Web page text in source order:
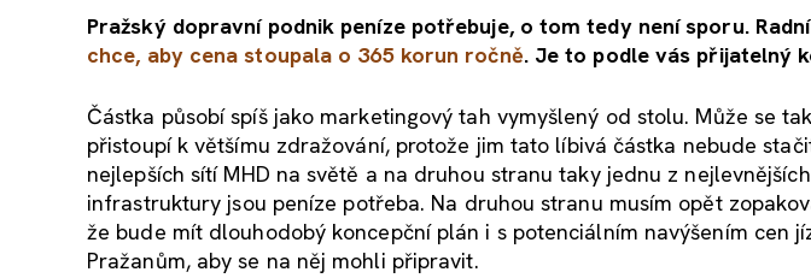
Pražský dopravní podnik peníze potřebuje, o tom tedy není sporu.
chce, aby cena stoupala o 365 korun ročně. Je to podle vás přijatelný
Částka působí spíš jako marketingový tah vymyšlený od stolu. Může se
přistoupí k většímu zdražování, protože jim tato líbivá částka nebude
nejlepších sítí MHD na světě a na druhou stranu taky jednu z
infrastruktury jsou peníze potřeba. Na druhou stranu musím opět
že bude mít dlouhodobý koncepční plán i s potenciálním navýšením cen
Pražanům, aby se na něj mohli připravit.